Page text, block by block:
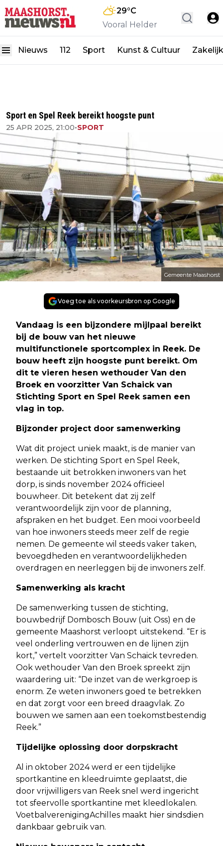
29°C
Vooral Helder
Nieuws 112 Sport Kunst & Cultuur Zakelijk
Sport en Spel Reek bereikt hoogste punt
25 APR 2025, 21:00•SPORT
Gemeente Maashorst
Voeg toe als voorkeursbron op Google
Vandaag is een bijzondere mijlpaal bereikt
bij de bouw van het nieuwe
multifunctionele sportcomplex in Reek. De
bouw heeft zijn hoogste punt bereikt. Om
dit te vieren hesen wethouder Van den
Broek en voorzitter Van Schaick van
Stichting Sport en Spel Reek samen een
vlag in top.
Bijzonder project door samenwerking
Wat dit project uniek maakt, is de manier van
werken. De stichting Sport en Spel Reek,
bestaande uit betrokken inwoners van het
dorp, is sinds november 2024 officieel
bouwheer. Dit betekent dat zij zelf
verantwoordelijk zijn voor de planning,
afspraken en het budget. Een mooi voorbeeld
van hoe inwoners steeds meer zelf de regie
nemen. De gemeente wil steeds vaker taken,
bevoegdheden en verantwoordelijkheden
overdragen en neerleggen bij de inwoners zelf.
Samenwerking als kracht
De samenwerking tussen de stichting,
bouwbedrijf Dombosch Bouw (uit Oss) en de
gemeente Maashorst verloopt uitstekend. “Er is
veel onderling vertrouwen en de lijnen zijn
kort,” vertelt voorzitter Van Schaick tevreden.
Ook wethouder Van den Broek spreekt zijn
waardering uit: “De inzet van de werkgroep is
enorm. Ze weten inwoners goed te betrekken
en dat zorgt voor een breed draagvlak. Zo
bouwen we samen aan een toekomstbestendig
Reek.”
Tijdelijke oplossing door dorpskracht
Al in oktober 2024 werd er een tijdelijke
sportkantine en kleedruimte geplaatst, die
door vrijwilligers van Reek snel werd ingericht
tot sfeervolle sportkantine met kleedlokalen.
VoetbalverenigingAchilles maakt hier sindsdien
dankbaar gebruik van.